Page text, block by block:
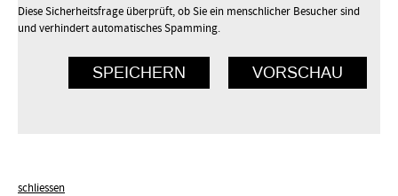
Diese Sicherheitsfrage überprüft, ob Sie ein menschlicher Besucher sind
und verhindert automatisches Spamming.
schliessen